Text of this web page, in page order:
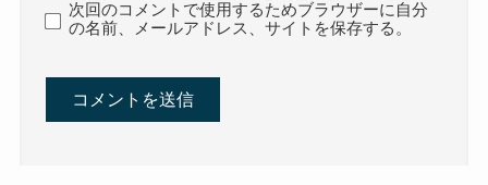
次回のコメントで使用するためブラウザーに自分
の名前、メールアドレス、サイトを保存する。